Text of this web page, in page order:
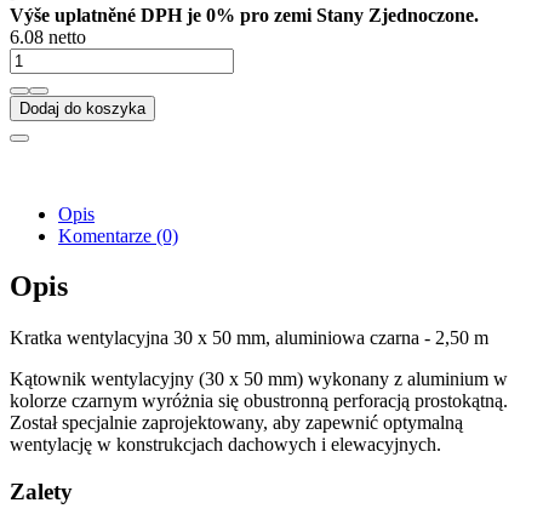
Výše uplatněné DPH je 0% pro zemi Stany Zjednoczone.
6.08 netto
Dodaj do koszyka
Opis
Komentarze (0)
Opis
Kratka wentylacyjna 30 x 50 mm, aluminiowa czarna - 2,50 m
Kątownik wentylacyjny (30 x 50 mm) wykonany z aluminium w
kolorze czarnym wyróżnia się obustronną perforacją prostokątną.
Został specjalnie zaprojektowany, aby zapewnić optymalną
wentylację w konstrukcjach dachowych i elewacyjnych.
Zalety